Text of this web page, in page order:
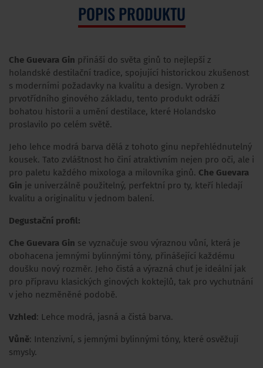
POPIS PRODUKTU
Che Guevara Gin přináší do světa ginů to nejlepší z
holandské destilační tradice, spojující historickou zkušenost
s moderními požadavky na kvalitu a design. Vyroben z
prvotřídního ginového základu, tento produkt odráží
bohatou historii a umění destilace, které Holandsko
proslavilo po celém světě.
Jeho lehce modrá barva dělá z tohoto ginu nepřehlédnutelný
kousek. Tato zvláštnost ho činí atraktivním nejen pro oči, ale i
pro paletu každého mixologa a milovníka ginů. Che Guevara
Gin je univerzálně použitelný, perfektní pro ty, kteří hledají
kvalitu a originalitu v jednom balení.
Degustační profil:
Che Guevara Gin se vyznačuje svou výraznou vůní, která je
obohacena jemnými bylinnými tóny, přinášející každému
doušku nový rozměr. Jeho čistá a výrazná chuť je ideální jak
pro přípravu klasických ginových koktejlů, tak pro vychutnání
v jeho nezměněné podobě.
Vzhled: Lehce modrá, jasná a čistá barva.
Vůně: Intenzivní, s jemnými bylinnými tóny, které osvěžují
smysly.